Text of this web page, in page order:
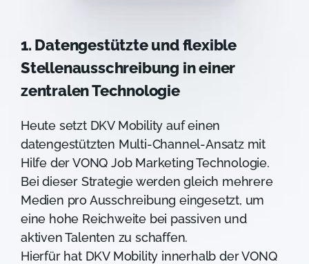
1. Datengestützte und flexible
Stellenausschreibung in einer
zentralen Technologie
Heute setzt DKV Mobility auf einen
datengestützten Multi-Channel-Ansatz mit
Hilfe der VONQ Job Marketing Technologie.
Bei dieser Strategie werden gleich mehrere
Medien pro Ausschreibung eingesetzt, um
eine hohe Reichweite bei passiven und
aktiven Talenten zu schaffen.
Hierfür hat DKV Mobility innerhalb der VONQ